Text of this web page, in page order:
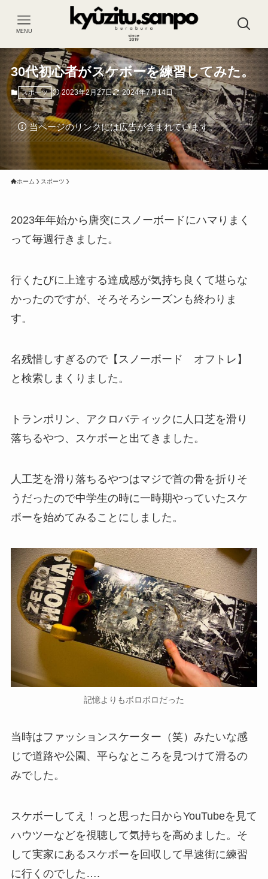
MENU
30代初心者がスケボーを練習してみた。
スポーツ 2023年2月27日 2024年7月14日
当ページのリンクには広告が含まれています。
ホーム スポーツ
2023年年始から唐突にスノーボードにハマりまく
って毎週行きました。
行くたびに上達する達成感が気持ち良くて堪らな
かったのですが、そろそろシーズンも終わりま
す。
名残惜しすぎるので【スノーボード オフトレ】
と検索しまくりました。
トランポリン、アクロバティックに人口芝を滑り
落ちるやつ、スケボーと出てきました。
人工芝を滑り落ちるやつはマジで首の骨を折りそ
うだったので中学生の時に一時期やっていたスケ
ボーを始めてみることにしました。
記憶よりもボロボロだった
当時はファッションスケーター（笑）みたいな感
じで道路や公園、平らなところを見つけて滑るの
みでした。
スケボーしてえ！っと思った日からYouTubeを見て
ハウツーなどを視聴して気持ちを高めました。そ
して実家にあるスケボーを回収して早速街に練習
に行くのでした….